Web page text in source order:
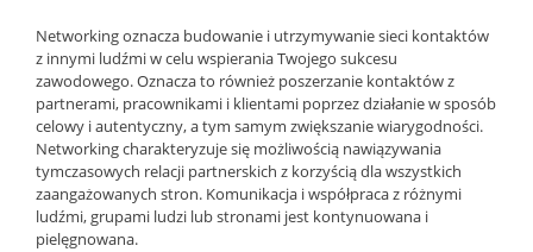
Networking oznacza budowanie i utrzymywanie sieci kontaktów
z innymi ludźmi w celu wspierania Twojego sukcesu
zawodowego. Oznacza to również poszerzanie kontaktów z
partnerami, pracownikami i klientami poprzez działanie w sposób
celowy i autentyczny, a tym samym zwiększanie wiarygodności.
Networking charakteryzuje się możliwością nawiązywania
tymczasowych relacji partnerskich z korzyścią dla wszystkich
zaangażowanych stron. Komunikacja i współpraca z różnymi
ludźmi, grupami ludzi lub stronami jest kontynuowana i
pielęgnowana.